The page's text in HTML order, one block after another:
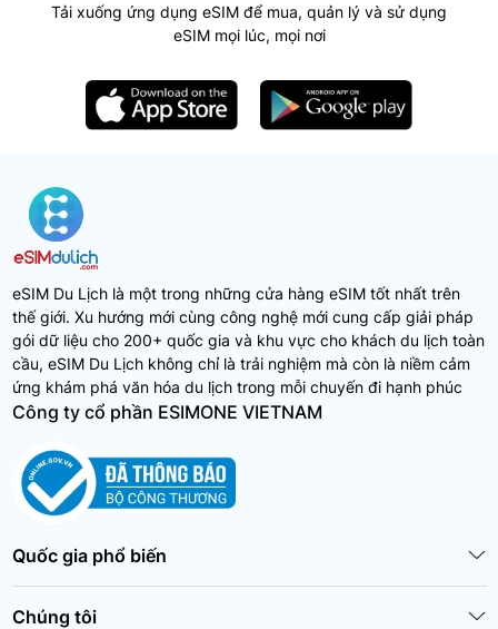
Tải xuống ứng dụng eSIM để mua, quản lý và sử dụng
eSIM mọi lúc, mọi nơi
eSIM Du Lịch là một trong những cửa hàng eSIM tốt nhất trên
thế giới. Xu hướng mới cùng công nghệ mới cung cấp giải pháp
gói dữ liệu cho 200+ quốc gia và khu vực cho khách du lịch toàn
cầu, eSIM Du Lịch không chỉ là trải nghiệm mà còn là niềm cảm
ứng khám phá văn hóa du lịch trong mỗi chuyến đi hạnh phúc
Công ty cổ phần ESIMONE VIETNAM
Quốc gia phổ biến
Chúng tôi